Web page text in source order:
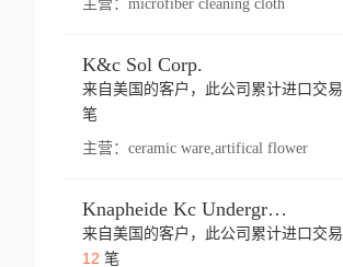
主营： microfiber cleaning cloth
K&c Sol Corp.
来自美国的客户，此公司累计进口交易
笔
主营： ceramic ware,artifical flower
Knapheide Kc Underground
来自美国的客户，此公司累计进口交易
12 笔